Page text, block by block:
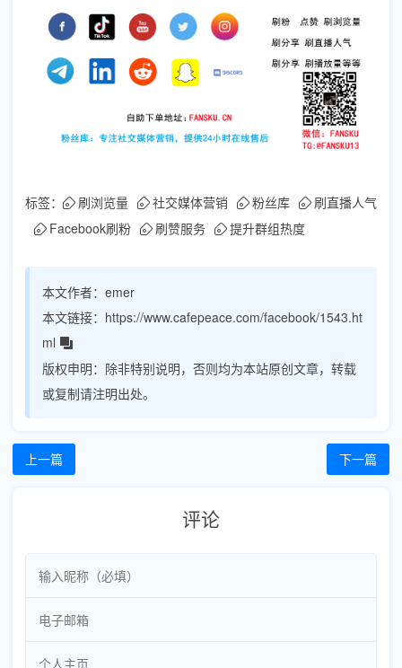
标签： 刷浏览量 社交媒体营销 粉丝库
刷直播人气
Facebook刷粉
刷赞服务 提升群组热度
本文作者： emer
本文链接： https://www.cafepeace.com/facebook/1543.ht
ml
版权申明： 除非特别说明，否则均为本站原创文章，转载
或复制请注明出处。
上一篇 下一篇
评论